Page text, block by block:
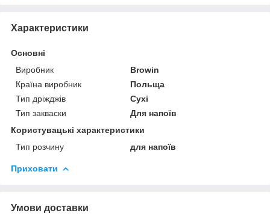
Характеристики
Основні
Виробник
Browin
Країна виробник
Польща
Тип дріжджів
Сухі
Тип закваски
Для напоїв
Користувацькі характеристики
Тип розчину
для напоїв
Приховати
Умови доставки